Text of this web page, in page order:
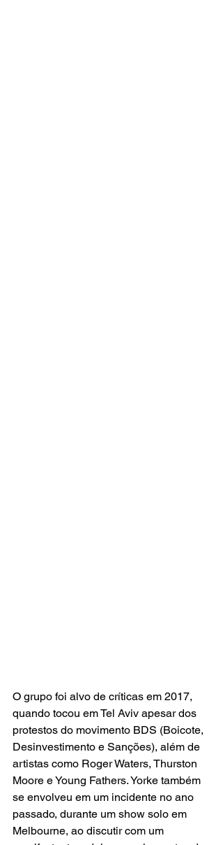
O grupo foi alvo de críticas em 2017,
quando tocou em Tel Aviv apesar dos
protestos do movimento BDS (Boicote,
Desinvestimento e Sanções), além de
artistas como Roger Waters, Thurston
Moore e Young Fathers. Yorke também
se envolveu em um incidente no ano
passado, durante um show solo em
Melbourne, ao discutir com um